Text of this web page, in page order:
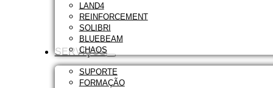
LAND4
REINFORCEMENT
SOLIBRI
BLUEBEAM
CHAOS
SERVIÇOS
SUPORTE
FORMAÇÃO